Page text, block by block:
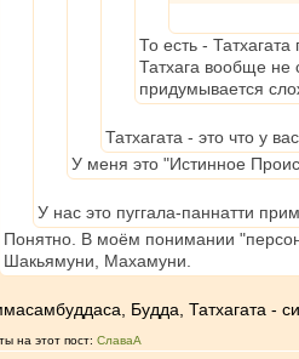
То есть -
Татхага вообще не
придумывается
Татхагата - это что у
У меня это "Истинное
У нас это пуггала-паннатти
Понятно. В моём понимании
Шакьямуни, Махамуни.
Будда, Татхагата -
на этот пост: СлаваА